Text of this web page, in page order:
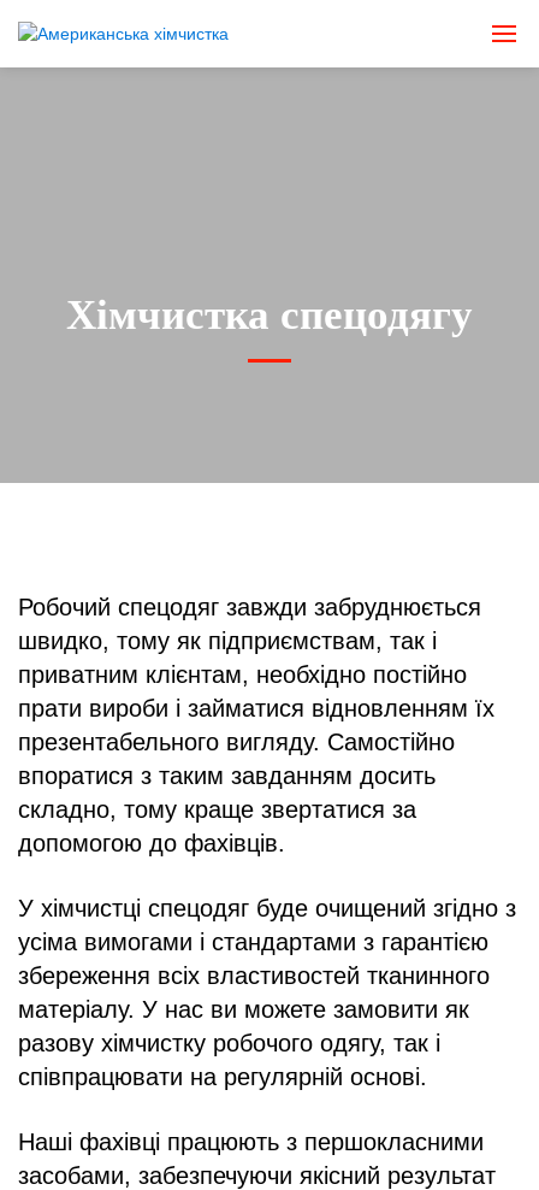
Хімчистка спецодягу
Робочий спецодяг завжди забруднюється
швидко, тому як підприємствам, так і
приватним клієнтам, необхідно постійно
прати вироби і займатися відновленням їх
презентабельного вигляду. Самостійно
впоратися з таким завданням досить
складно, тому краще звертатися за
допомогою до фахівців.
У хімчистці спецодяг буде очищений згідно з
усіма вимогами і стандартами з гарантією
збереження всіх властивостей тканинного
матеріалу. У нас ви можете замовити як
разову хімчистку робочого одягу, так і
співпрацювати на регулярній основі.
Наші фахівці працюють з першокласними
засобами, забезпечуючи якісний результат